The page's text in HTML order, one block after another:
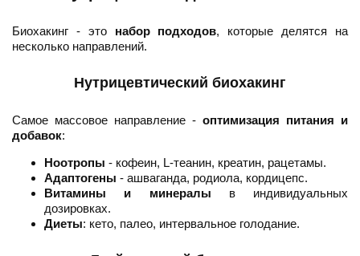
Биохакинг - это набор подходов, которые делятся на
несколько направлений.
Нутрицевтический биохакинг
Самое массовое направление - оптимизация питания и
добавок:
Ноотропы - кофеин, L-теанин, креатин, рацетамы.
Адаптогены - ашваганда, родиола, кордицепс.
Витамины и минералы в индивидуальных
дозировках.
Диеты: кето, палео, интервальное голодание.